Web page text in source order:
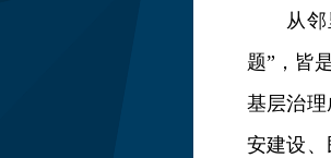
从
题”，皆
基层治
安建设